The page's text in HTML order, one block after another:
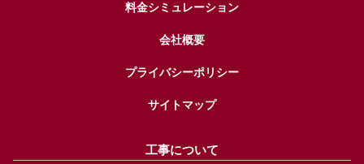
料金シミュレーション
会社概要
プライバシーポリシー
サイトマップ
工事について